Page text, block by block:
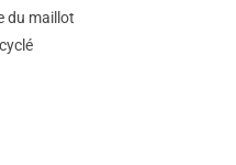
du maillot